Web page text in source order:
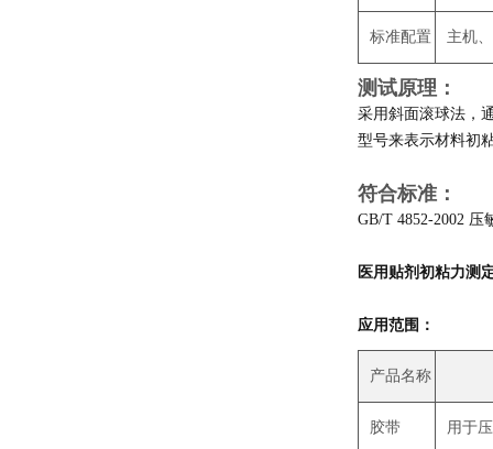
标准配置 主机
测试原理：
采用斜面滚球法，
型号来表示材料初
符合标准：
GB/T 4852-2002
医用贴剂初粘力测
应用范围：
产品名称
胶带 用于